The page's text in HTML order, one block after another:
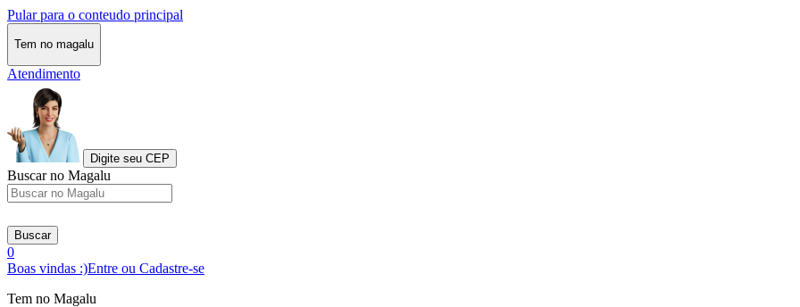
Pular para o conteudo principal
Tem no magalu
Atendimento
Digite seu CEP
Buscar no Magalu
Buscar
0
Boas vindas :)Entre ou Cadastre-se
Tem no Magalu